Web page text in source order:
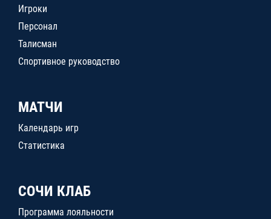
Игроки
Персонал
Талисман
Спортивное руководство
МАТЧИ
Календарь игр
Статистика
СОЧИ КЛАБ
Программа лояльности